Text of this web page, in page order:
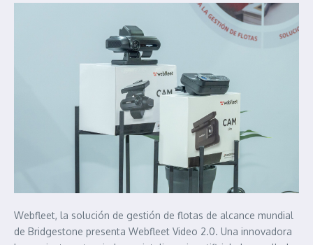
Webfleet, la solución de gestión de flotas de alcance mundial
de Bridgestone presenta Webfleet Video 2.0. Una innovadora